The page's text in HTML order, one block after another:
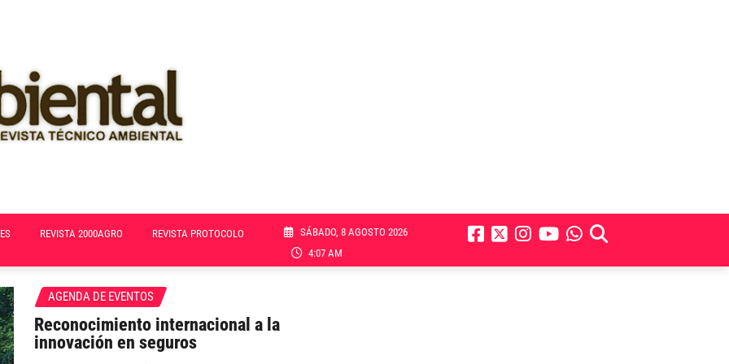
REVISTA 2000AGRO REVISTA PROTOCOLO
SÁBADO, 8 AGOSTO 2026
4:07 AM
AGENDA DE EVENTOS
Reconocimiento internacional a la
innovación en seguros